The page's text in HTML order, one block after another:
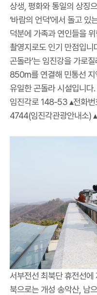
상생, 평화와 통일의 상징
‘바람의 언덕’에서 돌고
덕분에 가족과 연인들을
촬영지로도 인기 만점입니
곤돌라’는 임진강을 가로
850m를 연결해 민통선
유일한 곤돌라 시설입니다
임진각로 148-53 ▴전화
4744(임진각관광안내소)
서부전선 최북단 휴전선
북으로는 개성 송악산, 남